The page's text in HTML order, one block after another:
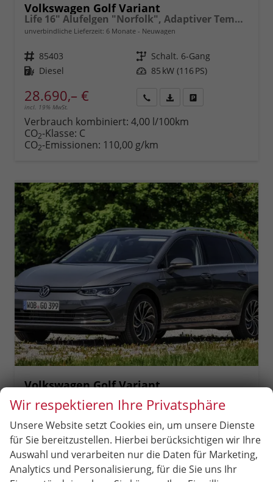
Volkswagen Golf Variant
Life 16" Alufelgen "Norfolk", Adaptiver Tempomat ACC, Sicht-Paket, Digital Cockpit Pro, LED-Scheinwerfer, Radio Composition 10,3" + Wireless App-Connect, Parksensoren vorn und hinten, Climatronic, M-Lederlenkrad, Reserverad, Dachreling uvm.
unverbindliche Lieferzeit: 6 Monate Neuwagen
Fahrzeugnr. 85403 Getriebe Schalt. 6-Gang
Kraftstoff Diesel Leistung 85 kW (116 PS)
28.690,– €
incl. 19% MwSt.
anfordern
Datei,
Verbrauch kombiniert: 4,00 l/100km
CO2-Klasse: C
CO2-Emissionen: 110,00 g/km
Volkswagen Golf Variant
unverbindliche Lieferzeit:6 Monate Neuwagen
86663
Schalt. 6-Gang
Diesel 85 kW (116 PS)
28.890,– €
Wir respektieren Ihre Privatsphäre
Unsere Website setzt Cookies ein, um unsere Dienste
für Sie bereitzustellen. Hierbei berücksichtigen wir Ihre
Auswahl und verarbeiten nur die Daten für Marketing,
Analytics und Personalisierung, für die Sie uns Ihr